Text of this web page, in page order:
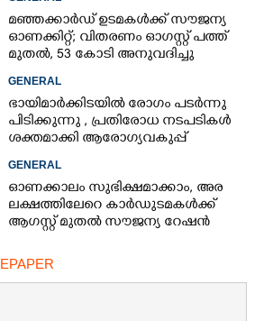
മഞ്ഞക്കാർഡ് ഉടമകൾക്ക് സൗജന്യ
ഓണക്കിറ്റ്; വിതരണം ഓഗസ്റ്റ് പത്ത്
മുതൽ, 53 കോടി അനുവദിച്ചു
GENERAL
ഭായിമാർക്കിടയിൽ രോഗം പടർന്നു
പിടിക്കുന്നു ,​ പ്രതിരോധ നടപടികൾ
ശക്തമാക്കി ആരോഗ്യവകുപ്പ്
GENERAL
ഓണക്കാലം സുഭിക്ഷമാക്കാം,​ അര
ലക്ഷത്തിലേറെ കാർഡുടമകൾക്ക്
ആഗസ്റ്റ് മുതൽ സൗജന്യ റേഷൻ
EPAPER
×
Share this link